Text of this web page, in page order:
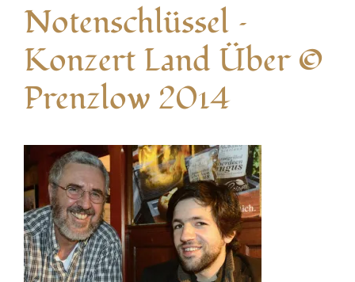
Notenschlüssel –
Konzert Land Über ©
Prenzlow 2014